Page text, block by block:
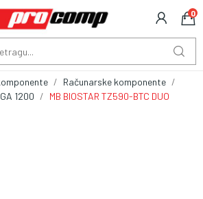
0
Računarske komponente
1200 MB BIOSTAR TZ590-BTC DUO